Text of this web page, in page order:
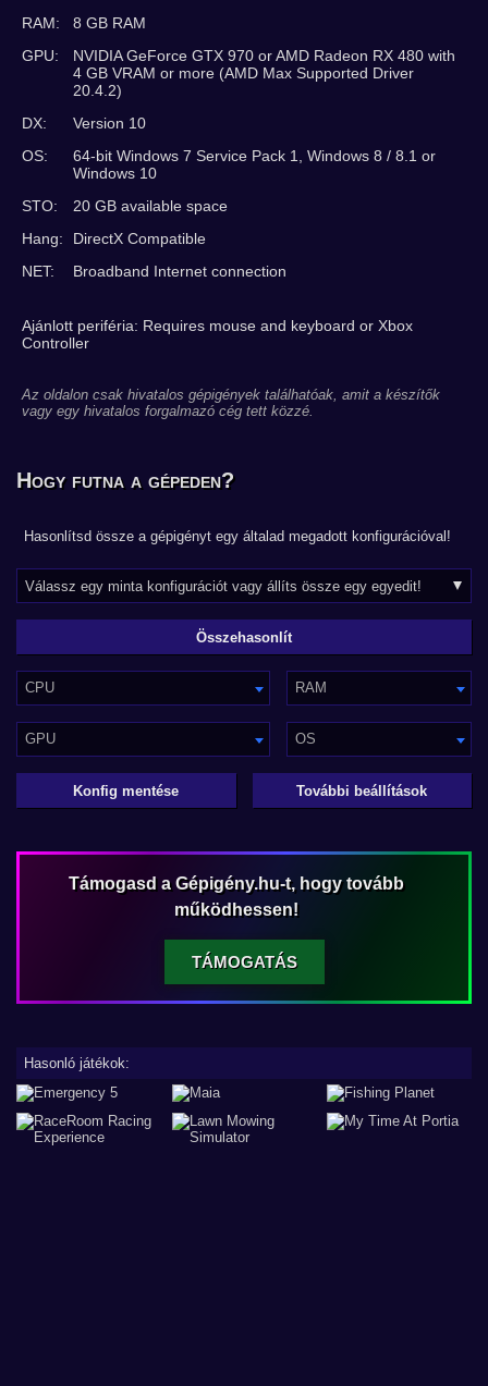
RAM:
8 GB RAM
GPU:
NVIDIA GeForce GTX 970 or AMD Radeon RX 480 with
4 GB VRAM or more (AMD Max Supported Driver
20.4.2)
DX:
Version 10
OS:
64-bit Windows 7 Service Pack 1, Windows 8 / 8.1 or
Windows 10
STO:
20 GB available space
Hang:
DirectX Compatible
NET:
Broadband Internet connection
Ajánlott periféria: Requires mouse and keyboard or Xbox
Controller
Az oldalon csak hivatalos gépigények találhatóak, amit a készítők
vagy egy hivatalos forgalmazó cég tett közzé.
Hogy futna a gépeden?
Hasonlítsd össze a gépigényt egy általad megadott konfigurációval!
CPU RAM
GPU OS
Konfig mentése További beállítások
Támogasd a Gépigény.hu-t, hogy tovább
működhessen!
TÁMOGATÁS
Hasonló játékok: